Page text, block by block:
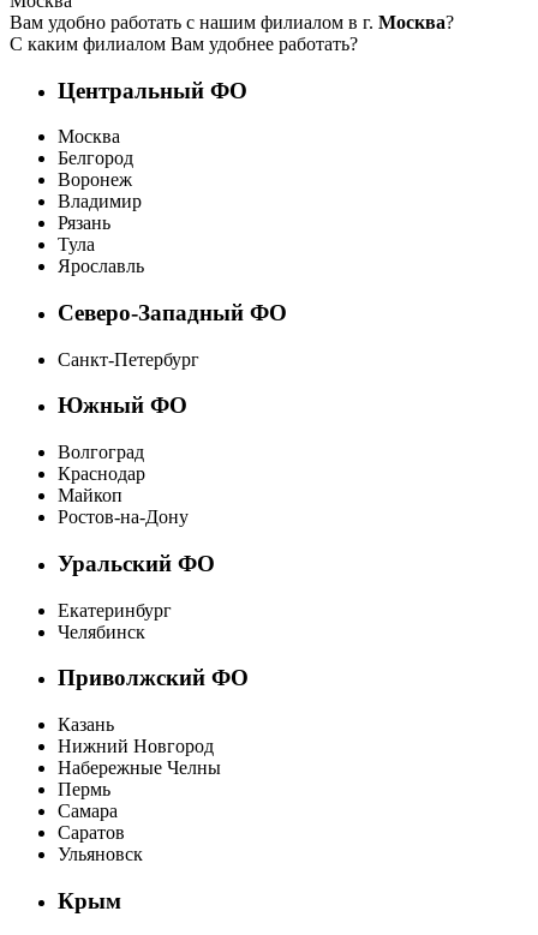
Вам удобно работать с нашим филиалом в г. Москва?
С каким филиалом Вам удобнее работать?
Центральный ФО
Москва
Белгород
Воронеж
Владимир
Рязань
Тула
Ярославль
Северо-Западный ФО
Санкт-Петербург
Южный ФО
Волгоград
Краснодар
Майкоп
Ростов-на-Дону
Уральский ФО
Екатеринбург
Челябинск
Приволжский ФО
Казань
Нижний Новгород
Набережные Челны
Пермь
Самара
Саратов
Ульяновск
Крым